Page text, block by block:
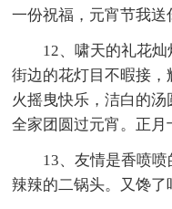
一份祝福，元宵节我
12、啸天的礼花灿
街边的花灯目不暇接
火摇曳快乐，洁白的汤
全家团圆过元宵。正月
13、友情是香喷
辣辣的二锅头。又馋